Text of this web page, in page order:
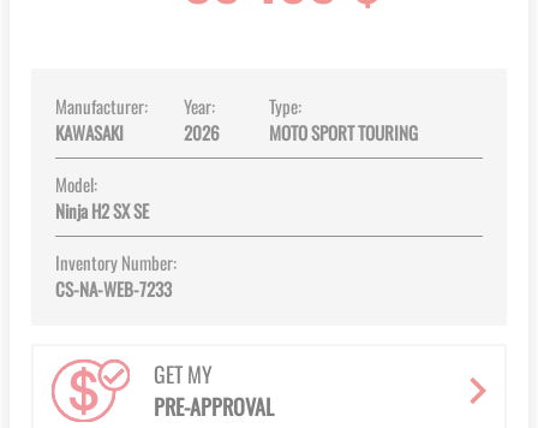
Manufacturer:
KAWASAKI
Year:
2026
Type:
MOTO SPORT TOURING
Model:
Ninja H2 SX SE
Inventory Number:
CS-NA-WEB-7233
GET MY
PRE-APPROVAL